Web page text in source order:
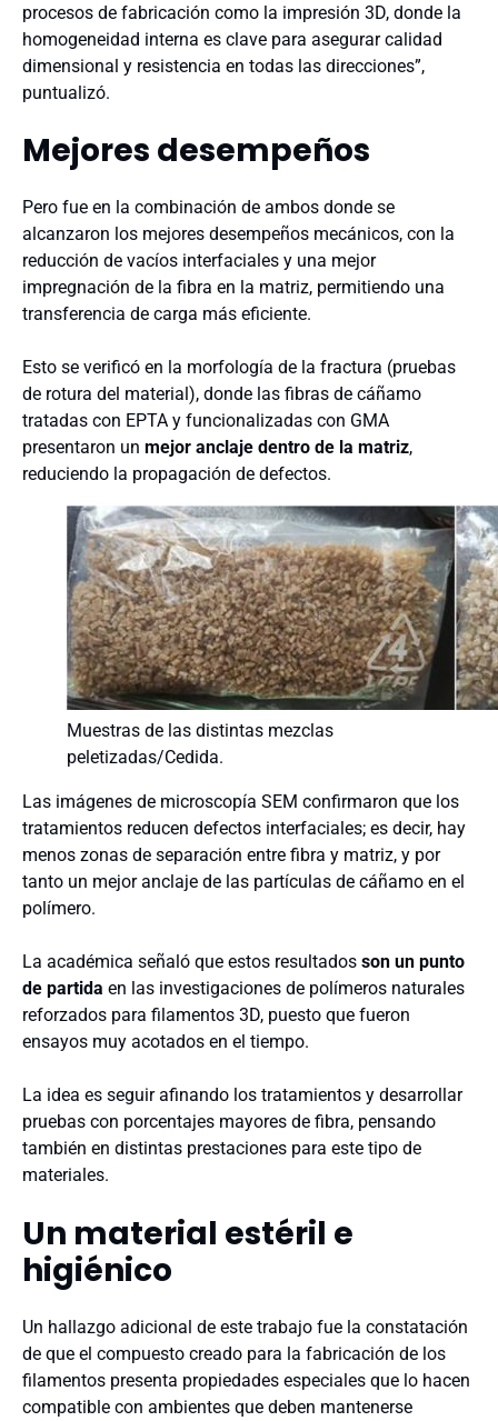
procesos de fabricación como la impresión 3D, donde la
homogeneidad interna es clave para asegurar calidad
dimensional y resistencia en todas las direcciones”,
puntualizó.
Mejores desempeños
Pero fue en la combinación de ambos donde se
alcanzaron los mejores desempeños mecánicos, con la
reducción de vacíos interfaciales y una mejor
impregnación de la fibra en la matriz, permitiendo una
transferencia de carga más eficiente.
Esto se verificó en la morfología de la fractura (pruebas
de rotura del material), donde las fibras de cáñamo
tratadas con EPTA y funcionalizadas con GMA
presentaron un mejor anclaje dentro de la matriz,
reduciendo la propagación de defectos.
Muestras de las distintas mezclas
peletizadas/Cedida.
Las imágenes de microscopía SEM confirmaron que los
tratamientos reducen defectos interfaciales; es decir, hay
menos zonas de separación entre fibra y matriz, y por
tanto un mejor anclaje de las partículas de cáñamo en el
polímero.
La académica señaló que estos resultados son un punto
de partida en las investigaciones de polímeros naturales
reforzados para filamentos 3D, puesto que fueron
ensayos muy acotados en el tiempo.
La idea es seguir afinando los tratamientos y desarrollar
pruebas con porcentajes mayores de fibra, pensando
también en distintas prestaciones para este tipo de
materiales.
Un material estéril e
higiénico
Un hallazgo adicional de este trabajo fue la constatación
de que el compuesto creado para la fabricación de los
filamentos presenta propiedades especiales que lo hacen
compatible con ambientes que deben mantenerse